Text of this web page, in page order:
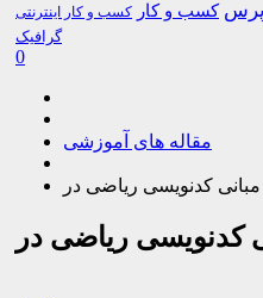
کسب و کار کسب و کار اینترنتی
گرافیک
0
مقاله های آموزشی